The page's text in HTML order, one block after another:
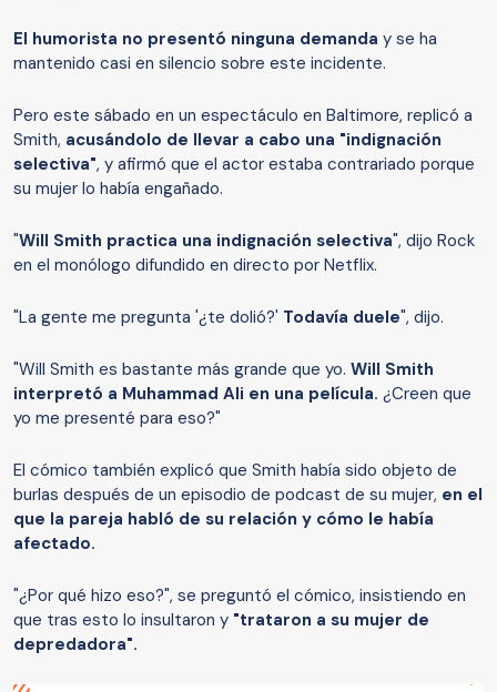
El humorista no presentó ninguna demanda y se ha
mantenido casi en silencio sobre este incidente.
Pero este sábado en un espectáculo en Baltimore, replicó a
Smith, acusándolo de llevar a cabo una "indignación
selectiva", y afirmó que el actor estaba contrariado porque
su mujer lo había engañado.
"Will Smith practica una indignación selectiva", dijo Rock
en el monólogo difundido en directo por Netflix.
"La gente me pregunta '¿te dolió?' Todavía duele", dijo.
"Will Smith es bastante más grande que yo. Will Smith
interpretó a Muhammad Ali en una película. ¿Creen que
yo me presenté para eso?"
El cómico también explicó que Smith había sido objeto de
burlas después de un episodio de podcast de su mujer, en el
que la pareja habló de su relación y cómo le había
afectado.
"¿Por qué hizo eso?", se preguntó el cómico, insistiendo en
que tras esto lo insultaron y "trataron a su mujer de
depredadora".